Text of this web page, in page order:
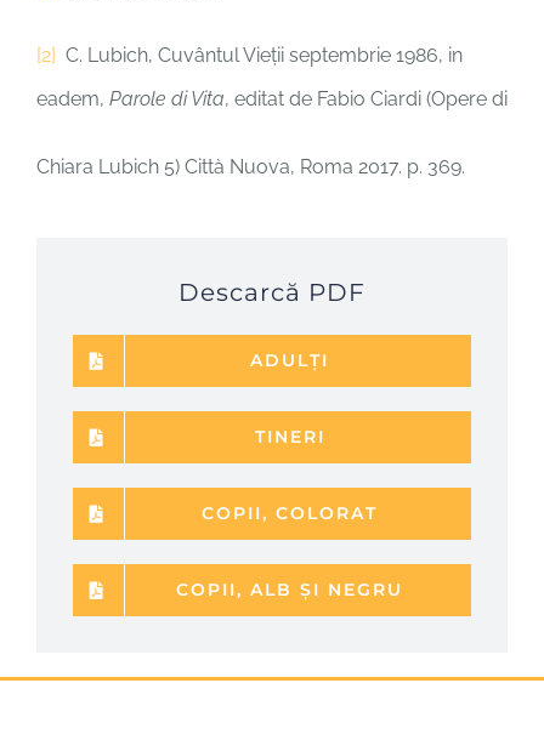
[2] C. Lubich, Cuvântul Vieții septembrie 1986, in
eadem, Parole di Vita, editat de Fabio Ciardi (Opere di
Chiara Lubich 5) Città Nuova, Roma 2017. p. 369.
Descarcă PDF
ADULȚI
TINERI
COPII, COLORAT
COPII, ALB ȘI NEGRU